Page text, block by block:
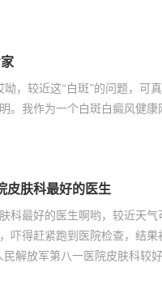
，较近这“白斑”的问题，可
。我作为一个白斑白癜风健
皮肤科最好的医生
科最好的医生啊哟，较近天
吓得赶紧跑到医院检查，结
解放军第八一医院皮肤科较